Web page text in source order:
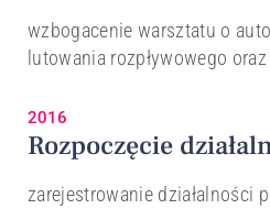
wzbogacenie warsztatu o
lutowania rozpływowego
2016
Rozpoczęcie
zarejestrowanie działalności